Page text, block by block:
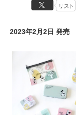
リスト
2023年2月2日 発売